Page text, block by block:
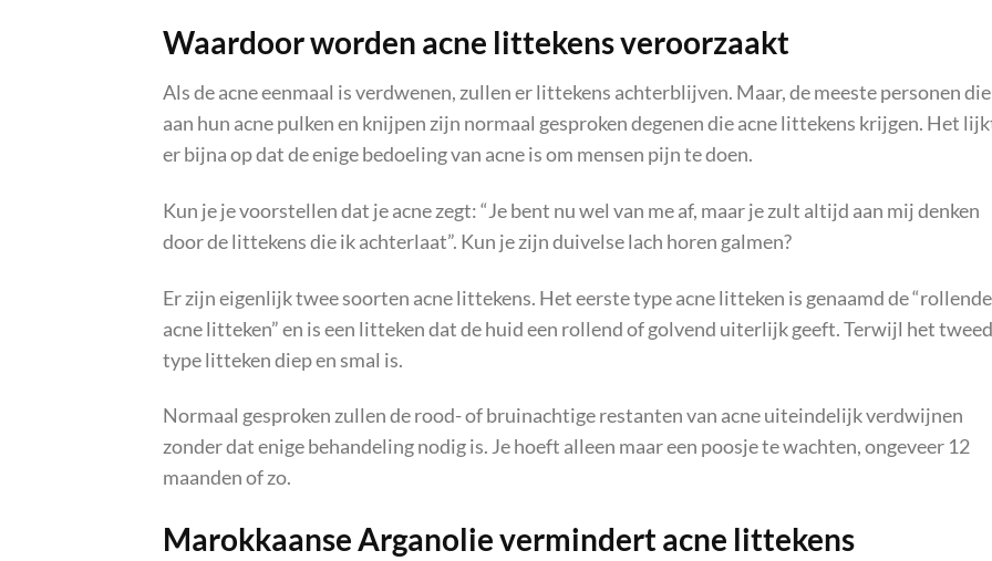
Waardoor worden acne littekens veroorzaakt
Als de acne eenmaal is verdwenen, zullen er littekens achterblijven. Maar, de meeste personen die
aan hun acne pulken en knijpen zijn normaal gesproken degenen die acne littekens krijgen. Het
er bijna op dat de enige bedoeling van acne is om mensen pijn te doen.
Kun je je voorstellen dat je acne zegt: “Je bent nu wel van me af, maar je zult altijd aan mij denken
door de littekens die ik achterlaat”. Kun je zijn duivelse lach horen galmen?
Er zijn eigenlijk twee soorten acne littekens. Het eerste type acne litteken is genaamd de “rollende
acne litteken” en is een litteken dat de huid een rollend of golvend uiterlijk geeft. Terwijl het
type litteken diep en smal is.
Normaal gesproken zullen de rood- of bruinachtige restanten van acne uiteindelijk verdwijnen
zonder dat enige behandeling nodig is. Je hoeft alleen maar een poosje te wachten, ongeveer 12
maanden of zo.
Marokkaanse Arganolie vermindert acne littekens